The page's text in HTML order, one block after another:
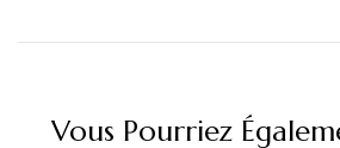
Vous Pourriez